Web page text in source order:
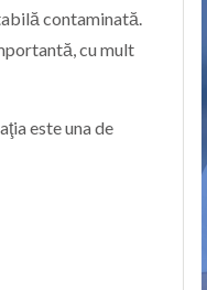
contaminată.
cu mult
este una de